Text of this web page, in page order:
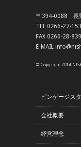
〒394-0088 長
TEL 0266-27-
FAX 0266-28-
E-MAIL
© Copyright 2014
ピンゲージス
会社概要
経営理念